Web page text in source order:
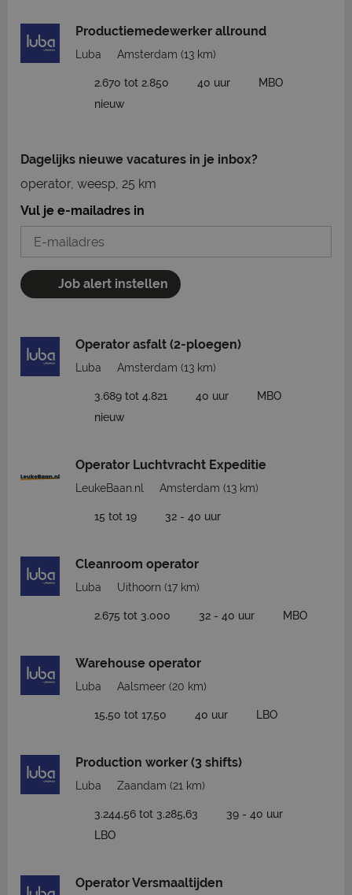
Productiemedewerker allround
Luba Amsterdam (13 km)
2.670 tot 2.850 40 uur
MBO
nieuw
Dagelijks nieuwe vacatures in je inbox?
operator, weesp, 25 km
Vul je e-mailadres in
Job alert instellen
Operator asfalt (2-ploegen)
Luba Amsterdam (13 km)
3.689 tot 4.821 40 uur
MBO
nieuw
Operator Luchtvracht Expeditie
LeukeBaan.nl Amsterdam (13 km)
15 tot 19 32 - 40 uur
Cleanroom operator
Luba Uithoorn (17 km)
2.675 tot 3.000 32 - 40 uur MBO
Warehouse operator
Luba Aalsmeer (20 km)
15,50 tot 17,50 40 uur LBO
Production worker (3 shifts)
Luba Zaandam (21 km)
3.244,56 tot 3.285,63
39 - 40 uur
LBO
Operator Versmaaltijden